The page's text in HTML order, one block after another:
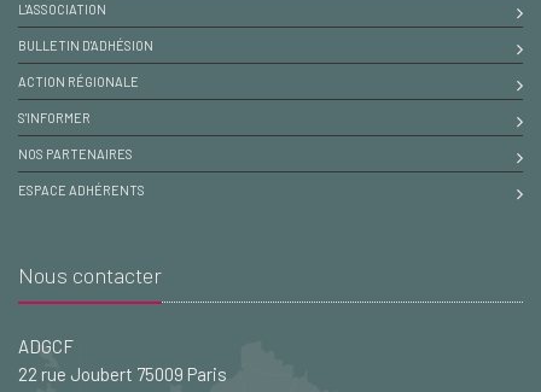
L'ASSOCIATION
BULLETIN D'ADHÉSION
ACTION RÉGIONALE
S'INFORMER
NOS PARTENAIRES
ESPACE ADHÉRENTS
Nous contacter
ADGCF
22 rue Joubert 75009 Paris